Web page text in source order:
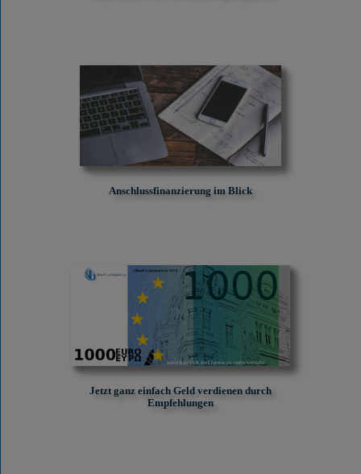
Anschlussfinanzierung im Blick
Jetzt ganz einfach Geld verdienen durch
Empfehlungen